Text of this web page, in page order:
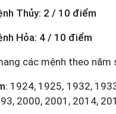
Thủy: 2 / 10 điểm
Hỏa: 4 / 10 điểm
các mệnh theo năm
1924, 1925, 1932,
2000, 2001, 2014,